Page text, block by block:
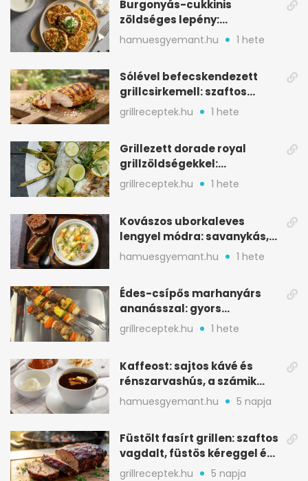
Burgonyás-cukkinis
zöldséges lepény:
aranybarna, szaftos, hús
nélkül is
hamuesgyemant.hu 1 hete
Sólével befecskendezett
grillcsirkemell: szaftos
marad, nem szárad ki
grillreceptek.hu 1 hete
Grillezett dorade royal
grillzöldségekkel:
mediterrán ízek a rostélyról
grillreceptek.hu 1 hete
Kovászos uborkaleves
lengyel módra: savanykás,
kapros, meglepően
tartalmas
hamuesgyemant.hu 1 hete
Édes-csípős marhanyárs
ananásszal: gyors
grillrecept jalapeñóval
grillreceptek.hu 1 hete
Kaffeost: sajtos kávé és
rénszarvashús, a számik
melegítő itala
hamuesgyemant.hu 5 napja
Füstölt fasírt grillen: szaftos
vagdalt, füstös kéreggel és
BBQ mázzal
grillreceptek.hu 5 napja